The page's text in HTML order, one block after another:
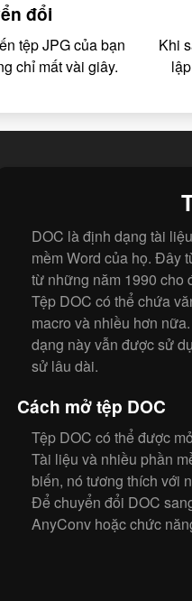
đổi
tệp JPG của bạn
chỉ mất vài giây.
Khi
DOC là định dạng tài
mềm Word của họ. Đây
từ những năm 1990 cho
Tệp DOC có thể chứa
macro và nhiều hơn
dạng này vẫn được sử
sử lâu dài.
Cách mở tệp DOC
Tệp DOC có thể được
Tài liệu và nhiều phần
biến, nó tương thích với
Để chuyển đổi DOC
AnyConv hoặc chức